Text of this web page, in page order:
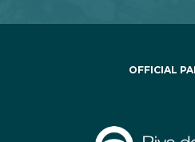
OFFICIAL